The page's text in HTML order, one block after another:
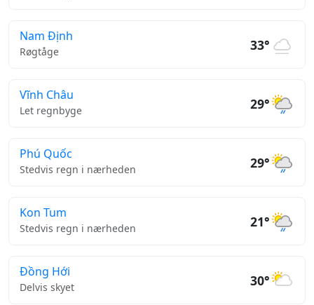
Nam Định
Røgtåge 33°
Vĩnh Châu
Let regnbyge 29°
Phú Quốc
Stedvis regn i nærheden 29°
Kon Tum
Stedvis regn i nærheden 21°
Đồng Hới
Delvis skyet 30°